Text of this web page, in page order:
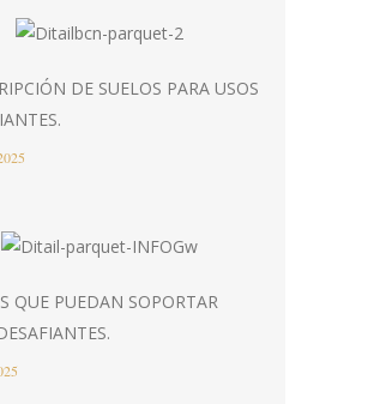
DE SUELOS PARA USOS
QUE PUEDAN SOPORTAR